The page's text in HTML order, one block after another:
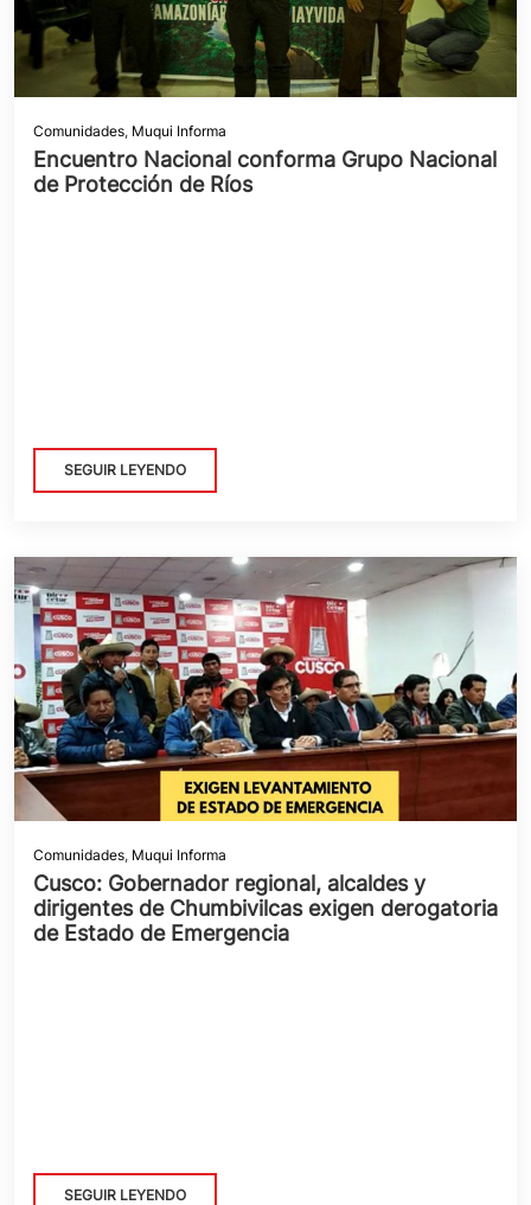
Comunidades, Muqui Informa
Encuentro Nacional conforma Grupo Nacional
de Protección de Ríos
SEGUIR LEYENDO
Comunidades, Muqui Informa
Cusco: Gobernador regional, alcaldes y
dirigentes de Chumbivilcas exigen derogatoria
de Estado de Emergencia
SEGUIR LEYENDO